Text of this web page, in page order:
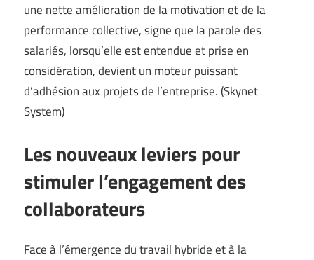
une nette amélioration de la motivation et de la
performance collective, signe que la parole des
salariés, lorsqu’elle est entendue et prise en
considération, devient un moteur puissant
d’adhésion aux projets de l’entreprise. (Skynet
System)
Les nouveaux leviers pour
stimuler l’engagement des
collaborateurs
Face à l’émergence du travail hybride et à la